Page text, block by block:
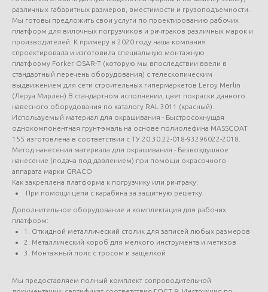
различных габаритных размеров, вместимости и грузоподъемности.
Мы готовы предложить свои услуги по проектированию рабочих
платформ для вилочных погрузчиков и ричтраков различных марок и
производителей. К примеру в 2020 году наша компания
спроектировала и изготовила специальную монтажную
платформу Forker OSAR-T (которую мы впоследствии ввели в
стандартный перечень оборудования) с телескопическим
выдвижением для сети строительных гипермаркетов Leroy Merlin
(Леруа Мирлен) В стандартном исполнении, цвет покраски данного
навесного оборудования по каталогу RAL 3011 (красный).
Используемый материал для окрашивания - Быстросохнущая
однокомпонентная грунт-эмаль на основе полиолефина MASSCOAT
155 изготовлена в соответствии с ТУ 20.30.22-018-93296022-2018.
Метод нанесения материала для окрашивания - Безвоздушное
нанесение (подача под давлением) при помощи окрасочного
аппарата марки GRACO
Как закреплена платформа к погрузчику или ричтраку:
При помощи цепи с карабина за защитную решетку.
Дополнительное оборудование и комплектация для рабочих
платформ:
1. Откидной металлический столик для записей любых размеров
2. Металлический короб для мелкого инструмента и метизов
3. Монтажный пояс с тросом и защелкой
Мы предоставляем полный комплект сопроводительной